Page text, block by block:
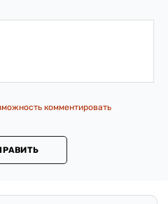
Арешонков, который
как самовыдвиженец.
партий, которые
Анализ финансовых
передала в
по